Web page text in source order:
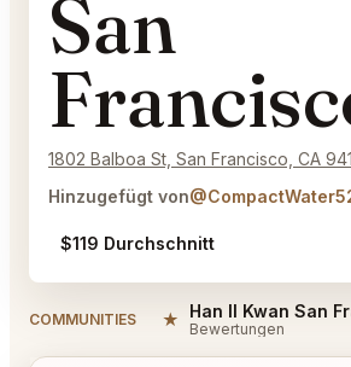
San
1802 Balboa St, San Francisco, CA
Hinzugefügt von
$119 Durchschnitt
COMMUNITIES ★ Bewertungen